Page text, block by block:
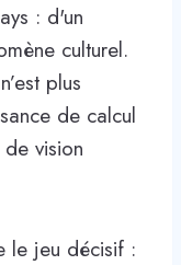
: d'un
culturel.
plus
de calcul
vision
le jeu décisif :